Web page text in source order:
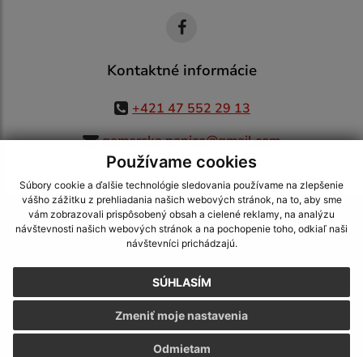
Používame cookies
Súbory cookie a ďalšie technológie sledovania používame na zlepšenie
vášho zážitku z prehliadania našich webových stránok, na to, aby sme
vám zobrazovali prispôsobený obsah a cielené reklamy, na analýzu
návštevnosti našich webových stránok a na pochopenie toho, odkiaľ naši
návštevníci prichádzajú.
SÚHLASÍM
Odmietam
Zmeniť moje nastavenia
Kontaktné informácie
+421 47 552 29 13
gemerska.panica@gmail.com
využite možnosť získavania aktuálnych informácií s využitím RSS
CMS systém (redakčný) systém ECHELON 2,Mapa stránok,web portál
webex.digital, s.r.o.,domény,registrácia domény
Posledná aktualizácia:05.08.2026
Vytlačiť stránku|Vyhlásenie o prístupnosti